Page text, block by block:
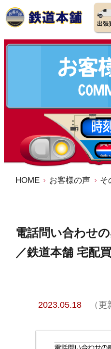
出張
HOME お客様の声 そ
電話問い合わせ
／鉄道本舗 宅配
2023.05.18 （